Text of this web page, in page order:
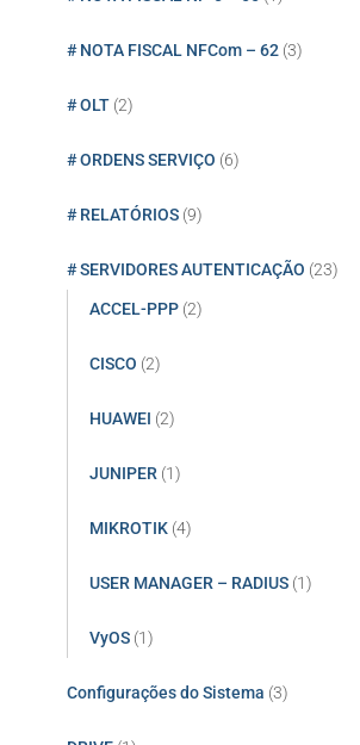
# NOTA FISCAL NFCom – 62 (3)
# OLT (2)
# ORDENS SERVIÇO (6)
# RELATÓRIOS (9)
# SERVIDORES AUTENTICAÇÃO (23)
ACCEL-PPP (2)
CISCO (2)
HUAWEI (2)
JUNIPER (1)
MIKROTIK (4)
USER MANAGER – RADIUS (1)
VyOS (1)
Configurações do Sistema (3)